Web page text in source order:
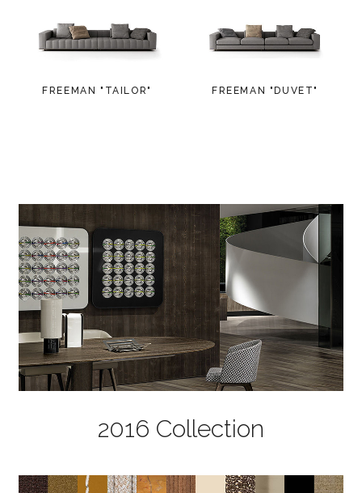
FREEMAN "TAILOR" FREEMAN "DUVET"
2016 Collection